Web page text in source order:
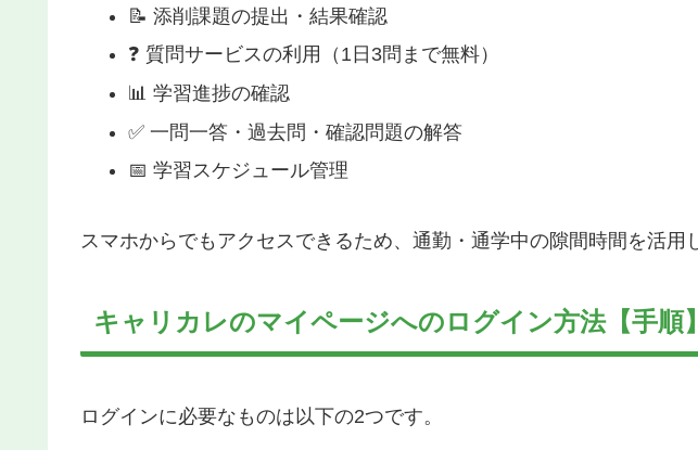
📝 添削課題の提出・結果確認
❓ 質問サービスの利用（1日3問まで無料）
📊 学習進捗の確認
✅ 一問一答・過去問・確認問題の解答
📅 学習スケジュール管理
スマホからでもアクセスできるため、通勤・通学中の隙間時間を活用
キャリカレのマイページへのログイン方法【手順】
ログインに必要なものは以下の2つです。